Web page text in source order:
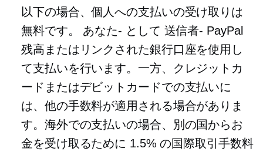
以下の場合、個人への支払いの受け取りは
無料です。 あなた- として 送信者- PayPal
残高またはリンクされた銀行口座を使用し
て支払いを行います。一方、クレジットカ
ードまたはデビットカードでの支払いに
は、他の手数料が適用される場合がありま
す。海外での支払いの場合、別の国からお
金を受け取るために 1.5% の国際取引手数料